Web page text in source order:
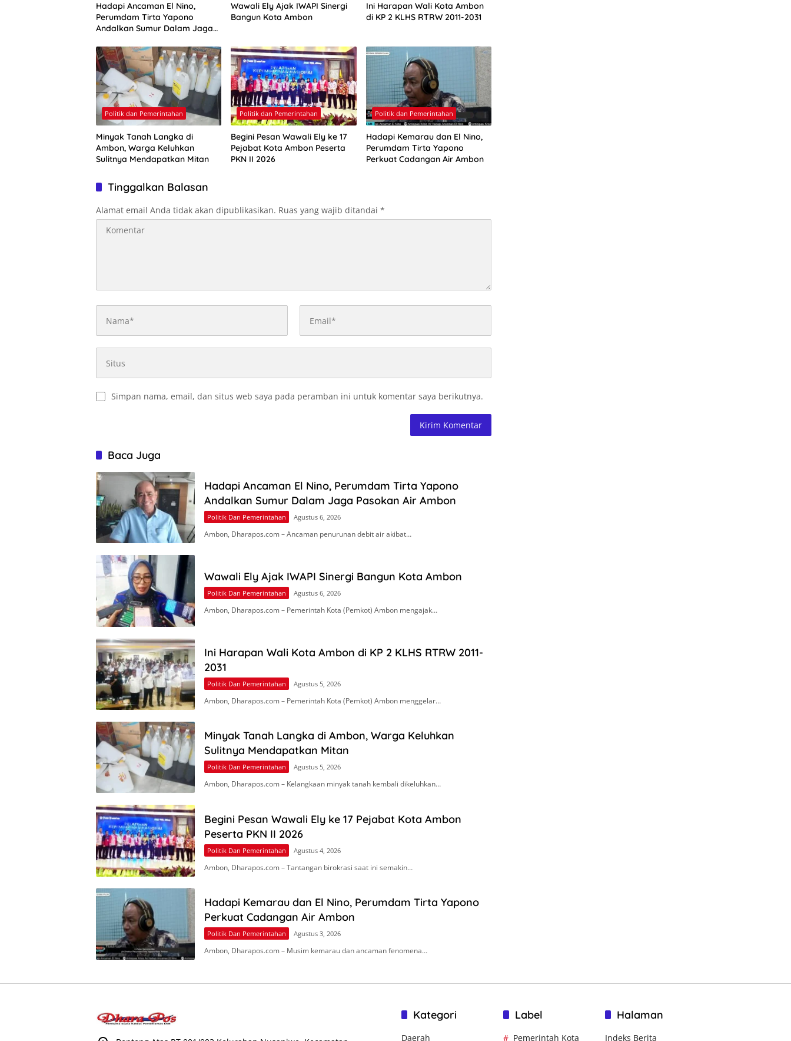
Hadapi Ancaman El Nino,
Perumdam Tirta Yapono
Andalkan Sumur Dalam Jaga
Wawali Ely Ajak IWAPI Sinergi
Bangun Kota Ambon
Ini Harapan Wali Kota Ambon
di KP 2 KLHS RTRW 2011-2031
Politik dan Pemerintahan
Minyak Tanah Langka di
Ambon, Warga Keluhkan
Sulitnya Mendapatkan Mitan
Politik dan Pemerintahan
Begini Pesan Wawali Ely ke 17
Pejabat Kota Ambon Peserta
PKN II 2026
Politik dan Pemerintahan
Hadapi Kemarau dan El Nino,
Perumdam Tirta Yapono
Perkuat Cadangan Air Ambon
Tinggalkan Balasan
Alamat email Anda tidak akan dipublikasikan. Ruas yang wajib ditandai *
Simpan nama, email, dan situs web saya pada peramban ini untuk komentar saya berikutnya.
Baca Juga
Hadapi Ancaman El Nino, Perumdam Tirta Yapono
Andalkan Sumur Dalam Jaga Pasokan Air Ambon
Politik Dan Pemerintahan Agustus 6, 2026
Ambon, Dharapos.com – Ancaman penurunan debit air akibat…
Wawali Ely Ajak IWAPI Sinergi Bangun Kota Ambon
Politik Dan Pemerintahan Agustus 6, 2026
Ambon, Dharapos.com – Pemerintah Kota (Pemkot) Ambon mengajak…
Ini Harapan Wali Kota Ambon di KP 2 KLHS RTRW 2011-
2031
Politik Dan Pemerintahan Agustus 5, 2026
Ambon, Dharapos.com – Pemerintah Kota (Pemkot) Ambon menggelar…
Minyak Tanah Langka di Ambon, Warga Keluhkan
Sulitnya Mendapatkan Mitan
Politik Dan Pemerintahan Agustus 5, 2026
Ambon, Dharapos.com – Kelangkaan minyak tanah kembali dikeluhkan…
Begini Pesan Wawali Ely ke 17 Pejabat Kota Ambon
Peserta PKN II 2026
Politik Dan Pemerintahan Agustus 4, 2026
Ambon, Dharapos.com – Tantangan birokrasi saat ini semakin…
Hadapi Kemarau dan El Nino, Perumdam Tirta Yapono
Perkuat Cadangan Air Ambon
Politik Dan Pemerintahan Agustus 3, 2026
Ambon, Dharapos.com – Musim kemarau dan ancaman fenomena…
Kategori
Daerah
Label
Pemerintah Kota
Halaman
Indeks Berita